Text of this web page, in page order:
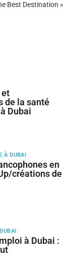
Best Destination »
et
de la santé
Dubai
À DUBAI
en
créations de
à Dubai :